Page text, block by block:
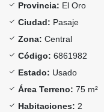
Provincia: El Oro
Ciudad: Pasaje
Zona: Central
Código: 6861982
Estado: Usado
Área Terreno: 75 m²
Habitaciones: 2